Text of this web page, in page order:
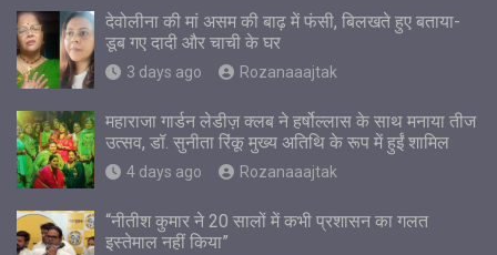
देवोलीना की मां असम की बाढ़ में फंसी, बिलखते हुए बताया-
डूब गए दादी और चाची के घर
3 days ago Rozanaaajtak
महाराजा गार्डन लेडीज़ क्लब ने हर्षोल्लास के साथ मनाया तीज
उत्सव, डॉ. सुनीता रिंकू मुख्य अतिथि के रूप में हुईं शामिल
4 days ago Rozanaaajtak
“नीतीश कुमार ने 20 सालों में कभी प्रशासन का गलत
इस्तेमाल नहीं किया”